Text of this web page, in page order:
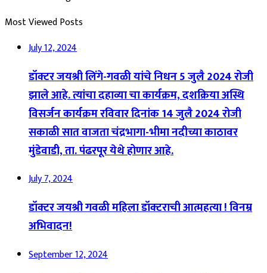
Most Viewed Posts
July 12, 2024
डॉक्टर जयश्री लिंगे-गवळी यांचे निधन 5 जुलै 2024 रोजी
झाले आहे. त्यांचा दहाव्या चा कार्यक्रम, दशक्रिया अस्थि
विसर्जन कार्यक्रम रविवार दिनांक 14 जुलै 2024 रोजी
सकाळी सात वाजता चंद्रभागा-भीमा नदीच्या काठावर
मुंडेवाडी, ता. पंढरपूर येथे होणार आहे.
July 7, 2024
डॉक्टर जयश्री गवळी महिला डॉक्टराची आत्महत्या ! विनम्र
अभिवादन!
September 12, 2024